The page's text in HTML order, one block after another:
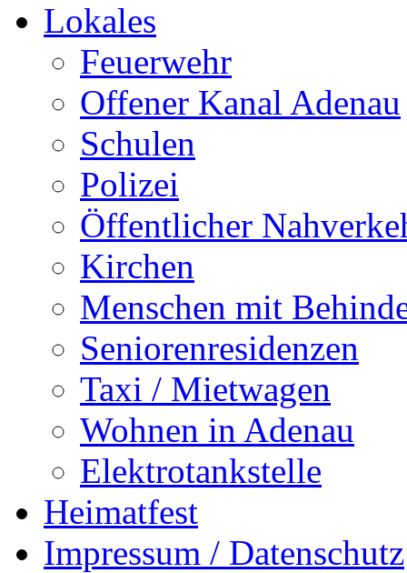
Lokales
Feuerwehr
Offener Kanal Adenau
Schulen
Polizei
Öffentlicher
Kirchen
Menschen mit
Seniorenresidenzen
Taxi / Mietwagen
Wohnen in Adenau
Elektrotankstelle
Heimatfest
Impressum / Datenschutz